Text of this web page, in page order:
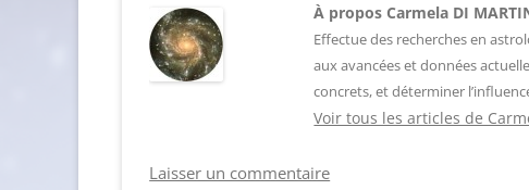
À propos Carmela DI
Effectue des recherches en
aux avancées et données
concrets, et déterminer
Voir tous les articles de
Laisser un commentaire